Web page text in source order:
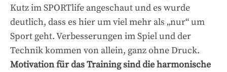
Kutz im SPORTlife angeschaut und es wurde
deutlich, dass es hier um viel mehr als „nur“ um
Sport geht. Verbesserungen im Spiel und der
Technik kommen von allein, ganz ohne Druck.
Motivation für das Training sind die harmonische